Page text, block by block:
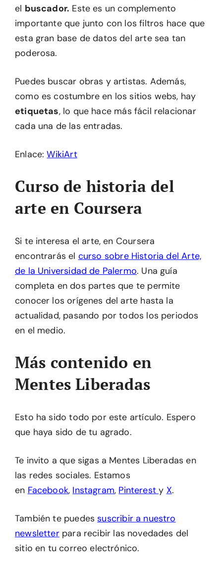
el buscador. Este es un complemento
importante que junto con los filtros hace que
esta gran base de datos del arte sea tan
poderosa.
Puedes buscar obras y artistas. Además,
como es costumbre en los sitios webs, hay
etiquetas, lo que hace más fácil relacionar
cada una de las entradas.
Enlace:WikiArt
Curso de historia del
arte en Coursera
Si te interesa el arte, en Coursera
encontrarás el curso sobre Historia del Arte,
de la Universidad de Palermo. Una guía
completa en dos partes que te permite
conocer los orígenes del arte hasta la
actualidad, pasando por todos los periodos
en el medio.
Más contenido en
Mentes Liberadas
Esto ha sido todo por este artículo. Espero
que haya sido de tu agrado.
Te invito a que sigas a Mentes Liberadas en
las redes sociales. Estamos
en Facebook, Instagram, Pinteresty X.
También te puedessuscribir a nuestro
newsletterpara recibir las novedades del
sitio en tu correo electrónico.